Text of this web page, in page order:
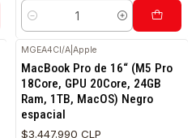
Cantidad
MGEA4CI/A |Apple
MacBook Pro de 16“ (M5 Pro
18Core, GPU 20Core, 24GB
Ram, 1TB, MacOS) Negro
espacial
$3.447.990 CLP